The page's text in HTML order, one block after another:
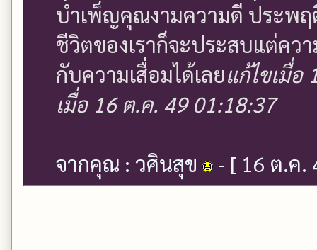
บำเพ็ญคุณงามความดี ประพ
ชีวิตของเราก็จะประสบแต่คว
กับความเสื่อมได้เลยแก้ไขเมื่อ
เมื่อ 16 ต.ค. 49 01:18:37
จากคุณ : วศินสุข - [ 16 ต.ค.